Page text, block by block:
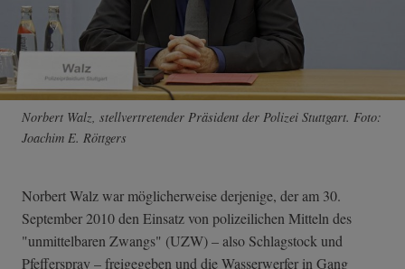
Norbert Walz, stellvertretender Präsident der Polizei Stuttgart. Foto:
Joachim E. Röttgers
Norbert Walz war möglicherweise derjenige, der am 30.
September 2010 den Einsatz von polizeilichen Mitteln des
"unmittelbaren Zwangs" (UZW) – also Schlagstock und
Pfefferspray – freigegeben und die Wasserwerfer in Gang